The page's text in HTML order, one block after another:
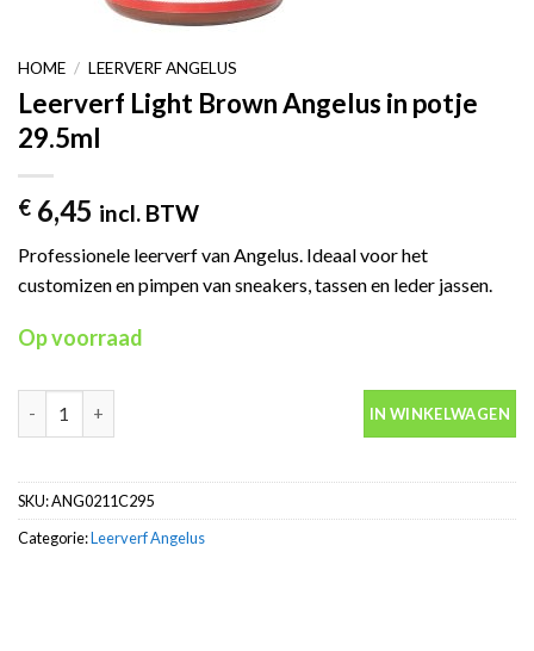
HOME / LEERVERF ANGELUS
Leerverf Light Brown Angelus in potje
29.5ml
€ 6,45 incl. BTW
Professionele leerverf van Angelus. Ideaal voor het
customizen en pimpen van sneakers, tassen en leder jassen.
Op voorraad
IN WINKELWAGEN
SKU:ANG0211C295
Categorie:Leerverf Angelus